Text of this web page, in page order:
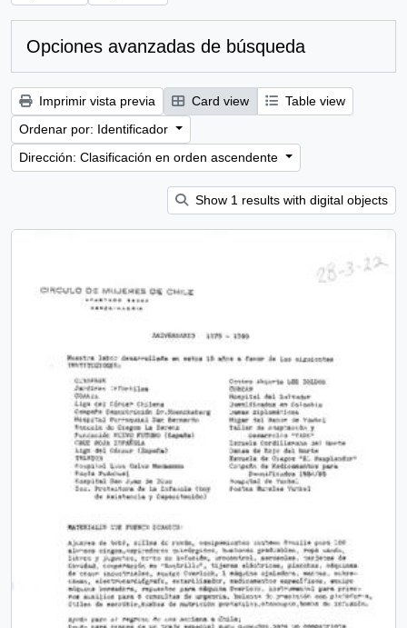
Opciones avanzadas de búsqueda
Imprimir vista previa Card view
Table view
Ordenar por: Identificador
Dirección: Clasificación en orden ascendente
Show 1 results with digital objects